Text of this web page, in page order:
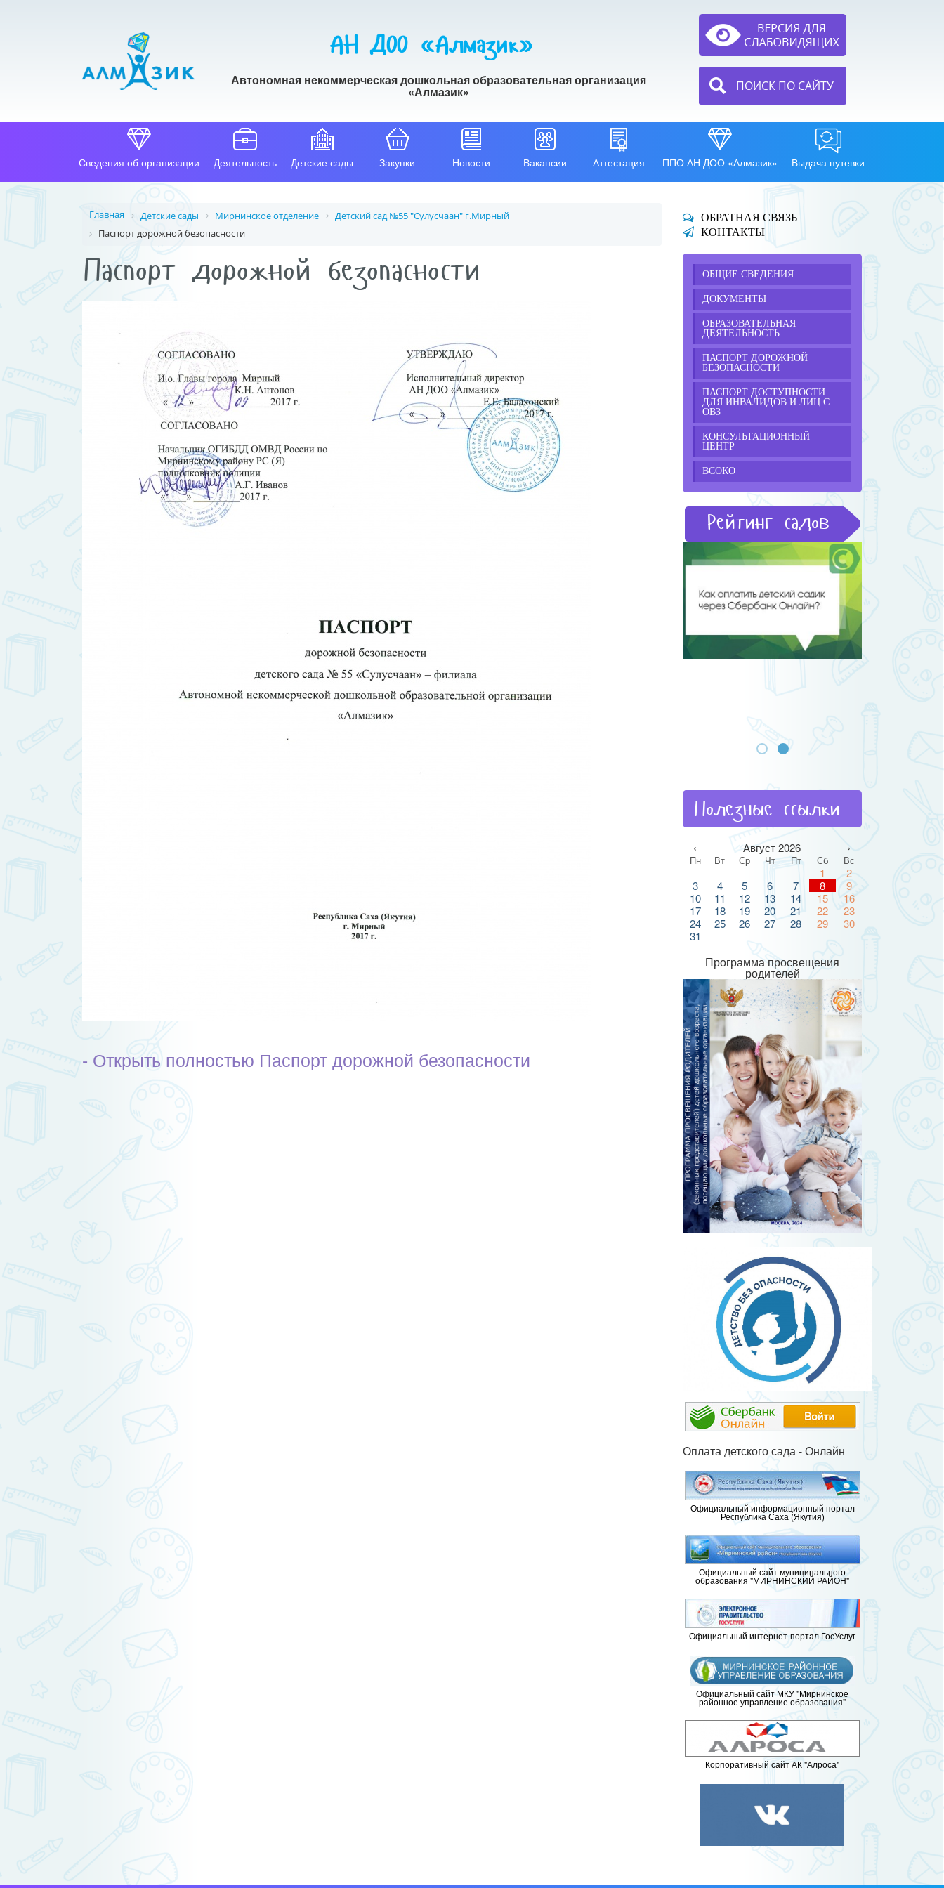
АН ДОО «Алмазик»
Автономная некоммерческая дошкольная образовательная организация
«Алмазик» ПОИСК ПО САЙТУ
Сведения об организации Деятельность Детские сады Закупки Новости Вакансии Аттестация ППО АН ДОО «Алмазик» Выдача путевки
Главная Детские сады Мирнинское отделение
Детский сад №55 "Сулусчаан" г.Мирный
Паспорт дорожной безопасности
Паспорт дорожной безопасности
- Открыть полностью Паспорт дорожной безопасности
ОБРАТНАЯ СВЯЗЬ
КОНТАКТЫ
ОБЩИЕ СВЕДЕНИЯ
ДОКУМЕНТЫ
ОБРАЗОВАТЕЛЬНАЯ
ДЕЯТЕЛЬНОСТЬ
ПАСПОРТ ДОРОЖНОЙ
БЕЗОПАСНОСТИ
ПАСПОРТ ДОСТУПНОСТИ
ДЛЯ ИНВАЛИДОВ И ЛИЦ С
ОВЗ
КОНСУЛЬТАЦИОННЫЙ
ЦЕНТР
ВСОКО
Рейтинг садов
Полезные ссылки
‹ Август 2026 ›
Пн Вт Ср Чт Пт Сб Вс
1
2
3
4 5 6 7 8
9
10
11 12 13 14 15
16
17
18 19 20 21 22
23
24
25 26 27 28 29
30
31
Программа просвещения
родителей
Оплата детского сада - Онлайн
Официальный информационный портал
Республика Саха (Якутия)
Официальный сайт муниципального
образования "МИРНИНСКИЙ РАЙОН"
Официальный интернет-портал ГосУслуг
Официальный сайт МКУ "Мирнинское
районное управление образования"
Корпоративный сайт АК "Алроса"